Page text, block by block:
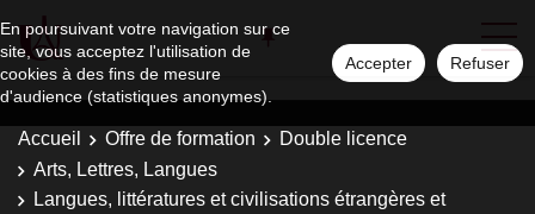
En poursuivant votre navigation sur ce
site, vous acceptez l'utilisation de
cookies à des fins de mesure
d'audience (statistiques anonymes).
Accepter Refuser
Accueil Offre de formation
Double licence
Arts, Lettres, Langues
Langues, littératures et civilisations étrangères et